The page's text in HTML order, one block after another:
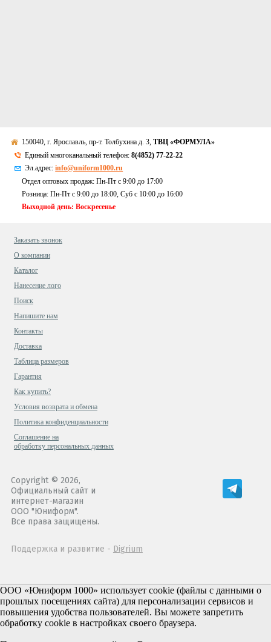
150040, г. Ярославль, пр-т. Толбухина д. 3,ТВЦ «ФОРМУЛА»
Единый многоканальный телефон:8(4852) 77-22-22
Эл.адрес:info@uniform1000.ru
Отдел оптовых продаж: Пн-Пт с 9:00 до 17:00
Розница: Пн-Пт с 9:00 до 18:00, Суб c 10:00 до 16:00
Выходной день: Воскресенье
Заказать звонок
О компании
Каталог
Нанесение лого
Поиск
Напишите нам
Контакты
Доставка
Таблица размеров
Гарантия
Как купить?
Условия возврата и обмена
Политика конфиденциальности
Cоглашение на
обработку персональных данных
Copyright © 2026,
Официальный сайт и
интернет-магазин
ООО "Юниформ".
Все права защищены.
Поддержка и развитие - Digrium
ООО «Юниформ 1000» использует cookie (файлы с данными о
прошлых посещениях сайта) для персонализации сервисов и
повышения удобства пользователей. Вы можете запретить
обработку cookie в настройках своего браузера.